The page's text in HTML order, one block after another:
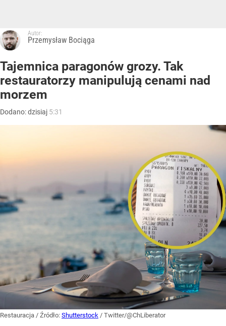
Autor:
Przemysław Bociąga
Tajemnica paragonów grozy. Tak
restauratorzy manipulują cenami nad
morzem
Dodano:dzisiaj 5:31
Restauracja / Źródło: Shutterstock / Twitter/@ChLiberator